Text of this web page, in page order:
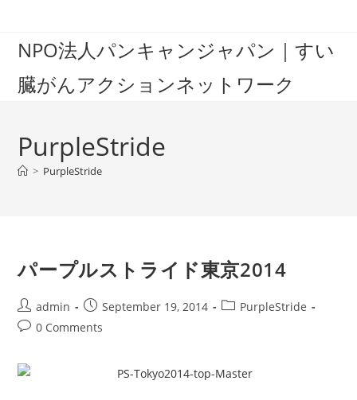
contentNPO法人パンキャンジャパン｜すい
臓がんアクションネットワーク
PurpleStride
> PurpleStride
パープルストライド東京2014
Post
author:
admin
Post
published:
September 19, 2014
PostPurpleStride
Post0 Comments